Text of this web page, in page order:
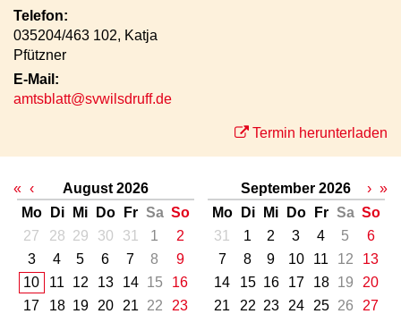
Telefon:
035204/463 102, Katja
Pfützner
E-Mail:
amtsblatt@svwilsdruff.de
Termin herunterladen
« ‹
August 2026
Mo
Di Mi Do Fr Sa So
27
28 29 30 31 1
2
3
4 5 6 7 8
9
10
11 12 13 14 15
16
17
18 19 20 21 22
23
September 2026
Mo
Di Mi Do Fr Sa So
31
1 2 3 4 5
6
7
8 9 10 11 12
13
14
15 16 17 18 19
20
21
22 23 24 25 26
27
› »